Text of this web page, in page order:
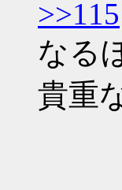
>>115
なる
貴重